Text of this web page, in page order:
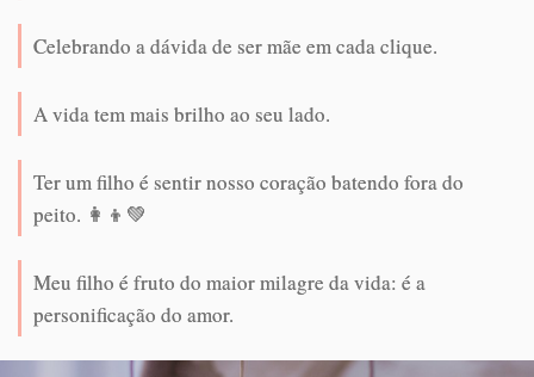
Celebrando a dávida de ser mãe em cada clique.
A vida tem mais brilho ao seu lado.
Ter um filho é sentir nosso coração batendo fora do
peito. 👩‍👦💚
Meu filho é fruto do maior milagre da vida: é a
personificação do amor.